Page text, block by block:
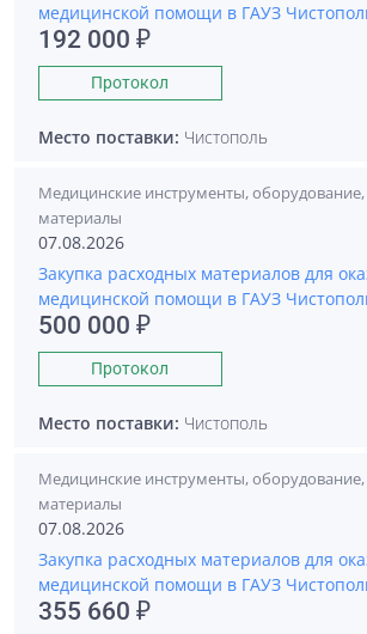
медицинской помощи в ГАУЗ
192 000 ₽
Протокол
Место поставки: Чистополь
Медицинские инструменты,
материалы
07.08.2026
Закупка расходных материалов для
медицинской помощи в ГАУЗ
500 000 ₽
Протокол
Место поставки: Чистополь
Медицинские инструменты,
материалы
07.08.2026
Закупка расходных материалов для
медицинской помощи в ГАУЗ
355 660 ₽